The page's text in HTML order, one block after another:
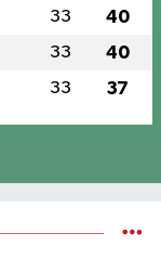
33 40
33 40
33 37